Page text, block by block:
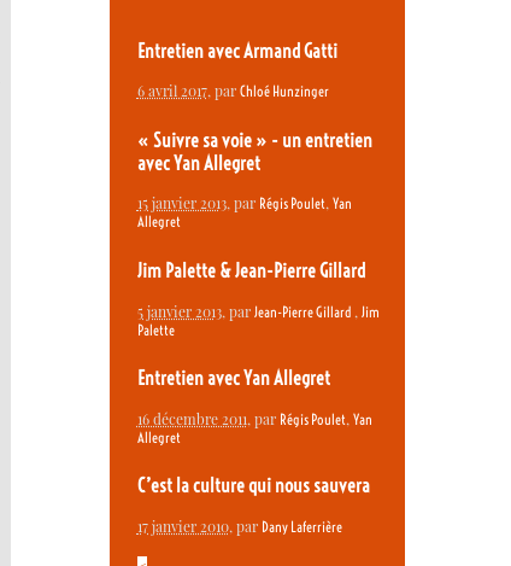
Entretien avec Armand Gatti
6 avril 2017, par Chloé Hunzinger
« Suivre sa voie » - un entretien
avec Yan Allegret
15 janvier 2013, par Régis Poulet, Yan
Allegret
Jim Palette & Jean-Pierre Gillard
5 janvier 2013, par Jean-Pierre Gillard , Jim
Palette
Entretien avec Yan Allegret
16 décembre 2011, par Régis Poulet, Yan
Allegret
C’est la culture qui nous sauvera
17 janvier 2010, par Dany Laferrière